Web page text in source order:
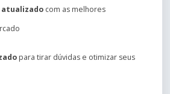
atualizado com as melhores
para tirar dúvidas e otimizar seus